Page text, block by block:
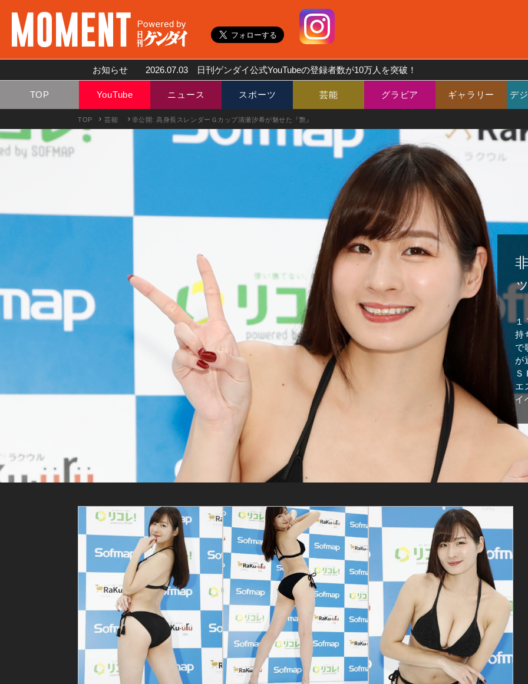
お知らせ 2026.07.03 日刊ゲンダイ公式YouTubeの登録者数が10万人を突破！
TOP YouTube ニュース スポーツ 芸能 グラビア ギャラリー デ
TOP 芸能 非公開: 高身長スレンダーＧカップ清瀬汐希が魅せた『艶』
１
持
で
が
Ｓ
エ
イ